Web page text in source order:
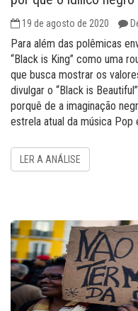
19 de agosto de 2020
Para além das polêmicas
“Black is King” como uma
que busca mostrar os
divulgar o “Black is
porquê de a imaginação
estrela atual da música Pop
LER A ANÁLISE